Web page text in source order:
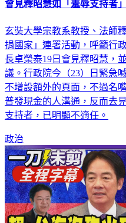
會見釋昭慧如「羞辱支持者
玄奘大學宗教系教授、法師
捐國家」連署活動，呼籲行
長卓榮泰19日會見釋昭慧，
議。行政院今（23）日緊急
不增設額外的頁面，不過名
普發現金的人溝通，反而去
支持者，已明顯不適任。
政治